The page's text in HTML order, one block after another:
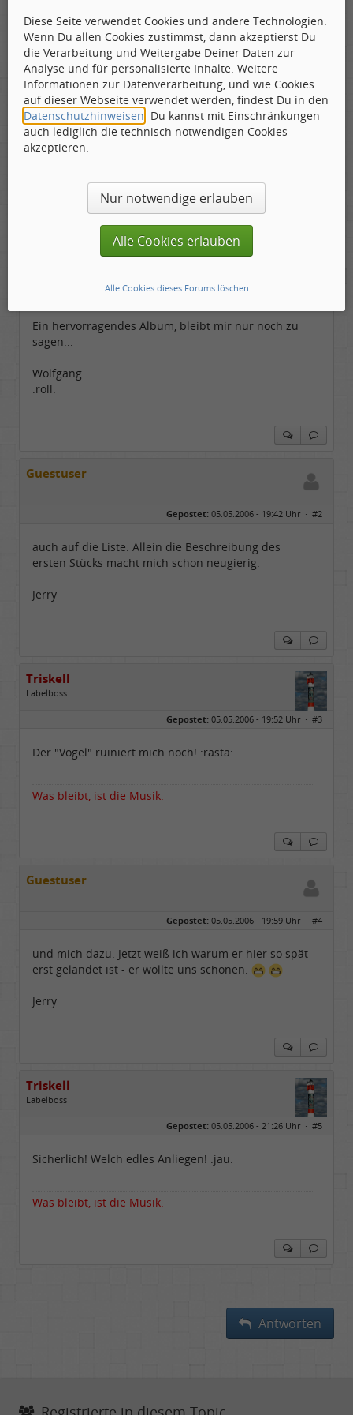
Das Stück ist in der Geschwindigkeit verlangsamt,
man hört die Schiffssirenen und scheint die
stampfenden Maschinen wahrzunehmen.
Ganz kurz, dann klingt es mit allerlei Geräuschen
aus...... Gut getroffen, die Atmosphäre.
Mitgewirkt haben bei dieser Platte:
Joe Zawinul und Herbie Hancock, electric pianos
Woody Shaw, trumpet(1,2,4,5)
Earl Turbington, soprano sax (1-3,5)
Miroslav Vitous und Walter Booker, basses
Joe Chambers, Billy Hart und David Lee, percussion
Jimmy Owens, trumpet (3)
Jack deJohnette, melodica(3), percussion (4)
Ein hervorragendes Album, bleibt mir nur noch zu
sagen...
Wolfgang
:roll:
Guestuser
Gepostet: 05.05.2006 - 19:42 Uhr · #2
auch auf die Liste. Allein die Beschreibung des
ersten Stücks macht mich schon neugierig.
Jerry
Triskell
Labelboss
Dabei seit:
04 / 2006
Gepostet: 05.05.2006 - 19:52 Uhr · #3
Der "Vogel" ruiniert mich noch! :rasta:
Was bleibt, ist die Musik.
Guestuser
Gepostet: 05.05.2006 - 19:59 Uhr · #4
und mich dazu. Jetzt weiß ich warum er hier so spät
erst gelandet ist - er wollte uns schonen.
Jerry
Triskell
Labelboss
Dabei seit:
04 / 2006
Gepostet: 05.05.2006 - 21:26 Uhr · #5
Sicherlich! Welch edles Anliegen! :jau:
Was bleibt, ist die Musik.
Antworten
Diese Seite verwendet Cookies und andere Technologien.
Wenn Du allen Cookies zustimmst, dann akzeptierst Du
die Verarbeitung und Weitergabe Deiner Daten zur
Analyse und für personalisierte Inhalte. Weitere
Informationen zur Datenverarbeitung, und wie Cookies
auf dieser Webseite verwendet werden, findest Du in den
Datenschutzhinweisen . Du kannst mit Einschränkungen
auch lediglich die technisch notwendigen Cookies
akzeptieren.
Nur notwendige erlauben
Alle Cookies erlauben
Alle Cookies dieses Forums löschen